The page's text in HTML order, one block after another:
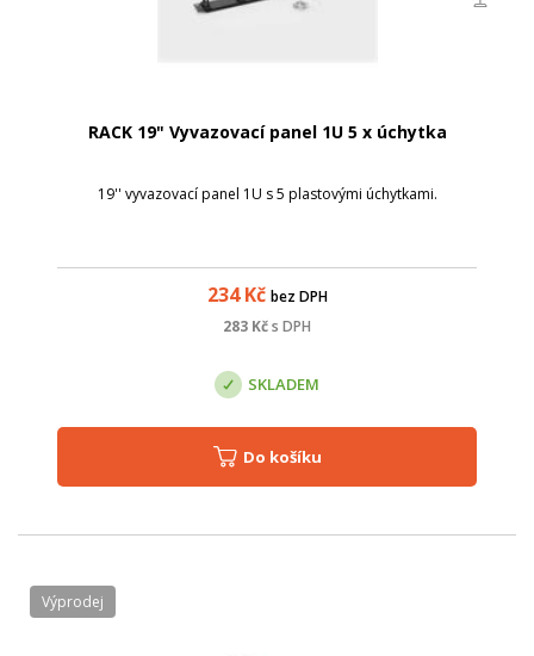
RACK 19" Vyvazovací panel 1U 5 x úchytka
19'' vyvazovací panel 1U s 5 plastovými úchytkami.
234Kč bez DPH
283 Kčs DPH
SKLADEM
Do košíku
Výprodej